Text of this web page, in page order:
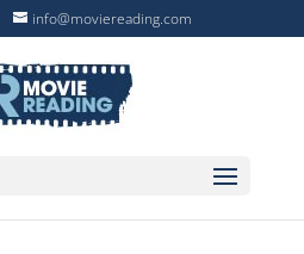
info@moviereading.com